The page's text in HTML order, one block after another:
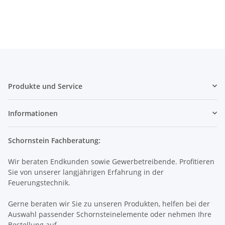
Produkte und Service
Informationen
Schornstein Fachberatung:
Wir beraten Endkunden sowie Gewerbetreibende. Profitieren
Sie von unserer langjährigen Erfahrung in der
Feuerungstechnik.
Gerne beraten wir Sie zu unseren Produkten, helfen bei der
Auswahl passender Schornsteinelemente oder nehmen Ihre